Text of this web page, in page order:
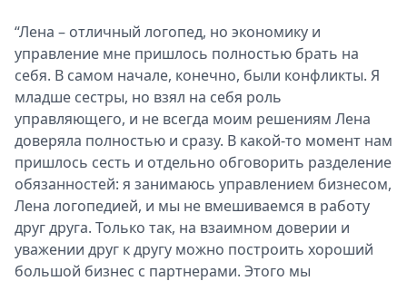
“Лена – отличный логопед, но экономику и
управление мне пришлось полностью брать на
себя. В самом начале, конечно, были конфликты. Я
младше сестры, но взял на себя роль
управляющего, и не всегда моим решениям Лена
доверяла полностью и сразу. В какой-то момент нам
пришлось сесть и отдельно обговорить разделение
обязанностей: я занимаюсь управлением бизнесом,
Лена логопедией, и мы не вмешиваемся в работу
друг друга. Только так, на взаимном доверии и
уважении друг к другу можно построить хороший
большой бизнес с партнерами. Этого мы